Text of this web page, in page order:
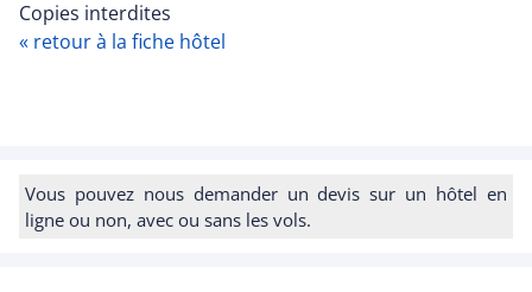
Copies interdites
« retour à la fiche hôtel
Vous pouvez nous demander un devis sur un hôtel en
ligne ou non, avec ou sans les vols.